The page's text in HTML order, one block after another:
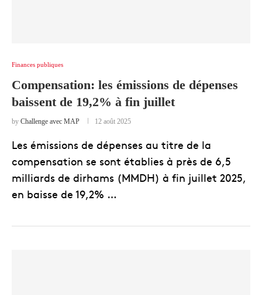
Finances publiques
Compensation: les émissions de dépenses
baissent de 19,2% à fin juillet
by Challenge avec MAP 12 août 2025
Les émissions de dépenses au titre de la
compensation se sont établies à près de 6,5
milliards de dirhams (MMDH) à fin juillet 2025,
en baisse de 19,2% …